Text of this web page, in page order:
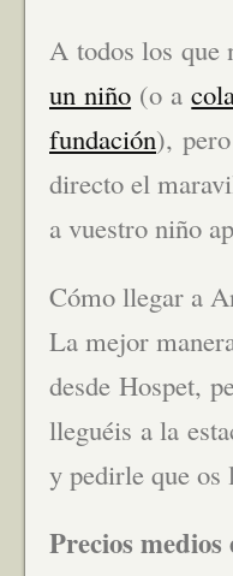
A todos los que
un niño (o a
fundación),
directo el
a vuestro niño
Cómo llegar a
La mejor
desde Hospet,
lleguéis a la
y pedirle que
Precios